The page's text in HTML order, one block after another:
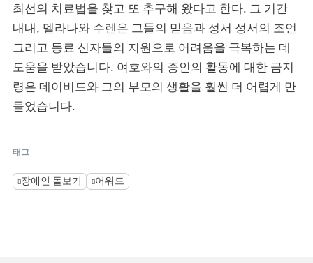
최선의 치료법을 찾고 또 추구해 왔다고 한다. 그 기간
내내, 멜라나와 수렌은 그들의 믿음과 성서 성서의 조언
그리고 동료 신자들의 지원으로 어려움을 극복하는 데
도움을 받았습니다. 여호와의 증인의 활동에 대한 금지
령은 데이비드와 그의 부모의 생활을 훨씬 더 어렵게 만
들었습니다.
태그
장애인 돌보기 어워드